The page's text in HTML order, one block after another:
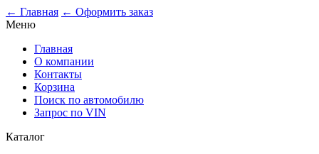
← Главная ← Оформить заказ
Меню
Главная
О компании
Контакты
Корзина
Поиск по автомобилю
Запрос по VIN
Каталог